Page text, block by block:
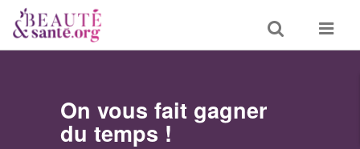
Toggle
search
Toggle
On vous fait gagner
du temps !